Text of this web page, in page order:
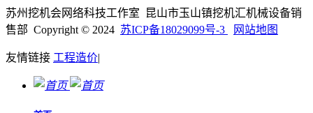
苏州挖机会网络科技工作室 昆山市玉山镇挖机汇机械设备销
售部 Copyright © 2024 苏ICP备18029099号-3 网站地图
友情链接 工程造价|